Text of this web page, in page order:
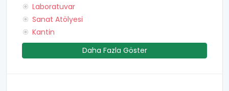
Laboratuvar
Sanat Atölyesi
Kantin
Daha Fazla Göster